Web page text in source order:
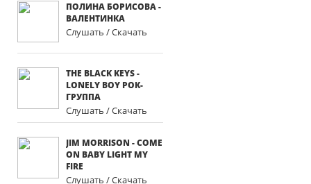
ПОЛИНА БОРИСОВА -
ВАЛЕНТИНКА
Слушать / Скачать
THE BLACK KEYS -
LONELY BOY РОК-
ГРУППА
Слушать / Скачать
JIM MORRISON - COME
ON BABY LIGHT MY
FIRE
Слушать / Скачать